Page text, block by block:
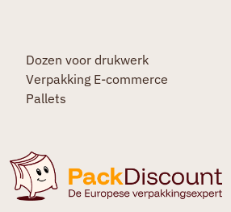
Dozen voor drukwerk
Verpakking E-commerce
Pallets